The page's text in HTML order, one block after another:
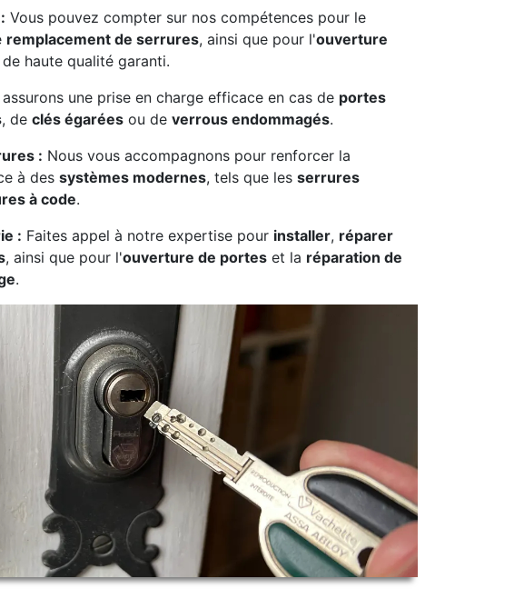
Vous pouvez compter sur nos compétences pour le
remplacement de serrures, ainsi que pour l'ouverture
haute qualité garanti.
assurons une prise en charge efficace en cas de portes
, de clés égarées ou de verrous endommagés.
: Nous vous accompagnons pour renforcer la
à des systèmes modernes, tels que les serrures
à code.
: Faites appel à notre expertise pour installer, réparer
, ainsi que pour l'ouverture de portes et la réparation de
.